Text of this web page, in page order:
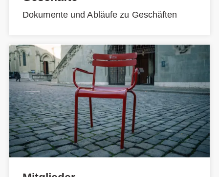
Dokumente und Abläufe zu Geschäften